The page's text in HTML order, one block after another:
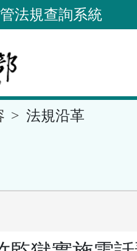
法規查詢系統
法規沿革